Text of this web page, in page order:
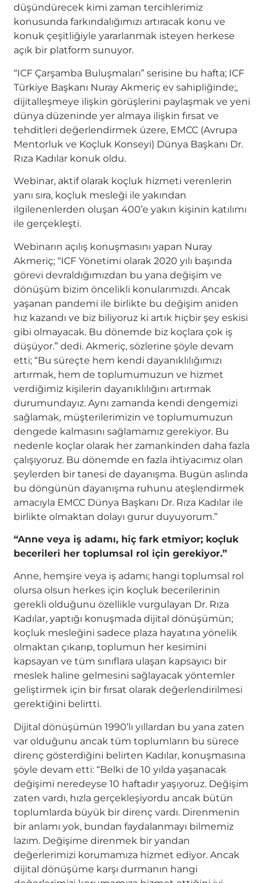
düşündürecek kimi zaman tercihlerimiz
konusunda farkındalığımızı artıracak konu ve
konuk çeşitliğiyle yararlanmak isteyen herkese
açık bir platform sunuyor.
“ICF Çarşamba Buluşmaları” serisine bu hafta; ICF
Türkiye Başkanı Nuray Akmeriç ev sahipliğinde;,
dijitalleşmeye ilişkin görüşlerini paylaşmak ve yeni
dünya düzeninde yer almaya ilişkin fırsat ve
tehditleri değerlendirmek üzere, EMCC (Avrupa
Mentorluk ve Koçluk Konseyi) Dünya Başkanı Dr.
Rıza Kadılar konuk oldu.
Webinar, aktif olarak koçluk hizmeti verenlerin
yanı sıra, koçluk mesleği ile yakından
ilgilenenlerden oluşan 400’e yakın kişinin katılımı
ile gerçekleşti.
Webinarın açılış konuşmasını yapan Nuray
Akmeriç; “ICF Yönetimi olarak 2020 yılı başında
görevi devraldığımızdan bu yana değişim ve
dönüşüm bizim öncelikli konularımızdı. Ancak
yaşanan pandemi ile birlikte bu değişim aniden
hız kazandı ve biz biliyoruz ki artık hiçbir şey eskisi
gibi olmayacak. Bu dönemde biz koçlara çok iş
düşüyor.” dedi. Akmeriç, sözlerine şöyle devam
etti; “Bu süreçte hem kendi dayanıklılığımızı
artırmak, hem de toplumumuzun ve hizmet
verdiğimiz kişilerin dayanıklılığını artırmak
durumundayız. Aynı zamanda kendi dengemizi
sağlamak, müşterilerimizin ve toplumumuzun
dengede kalmasını sağlamamız gerekiyor. Bu
nedenle koçlar olarak her zamankinden daha fazla
çalışıyoruz. Bu dönemde en fazla ihtiyacımız olan
şeylerden bir tanesi de dayanışma. Bugün aslında
bu döngünün dayanışma ruhunu ateşlendirmek
amacıyla EMCC Dünya Başkanı Dr. Rıza Kadılar ile
birlikte olmaktan dolayı gurur duyuyorum.”
“Anne veya iş adamı, hiç fark etmiyor; koçluk
becerileri her toplumsal rol için gerekiyor.”
Anne, hemşire veya iş adamı; hangi toplumsal rol
olursa olsun herkes için koçluk becerilerinin
gerekli olduğunu özellikle vurgulayan Dr. Rıza
Kadılar, yaptığı konuşmada dijital dönüşümün;
koçluk mesleğini sadece plaza hayatına yönelik
olmaktan çıkarıp, toplumun her kesimini
kapsayan ve tüm sınıflara ulaşan kapsayıcı bir
meslek haline gelmesini sağlayacak yöntemler
geliştirmek için bir fırsat olarak değerlendirilmesi
gerektiğini belirtti.
Dijital dönüşümün 1990’lı yıllardan bu yana zaten
var olduğunu ancak tüm toplumların bu sürece
direnç gösterdiğini belirten Kadılar, konuşmasına
şöyle devam etti: “Belki de 10 yılda yaşanacak
değişimi neredeyse 10 haftadır yaşıyoruz. Değişim
zaten vardı, hızla gerçekleşiyordu ancak bütün
toplumlarda büyük bir direnç vardı. Direnmenin
bir anlamı yok, bundan faydalanmayı bilmemiz
lazım. Değişime direnmek bir yandan
değerlerimizi korumamıza hizmet ediyor. Ancak
dijital dönüşüme karşı durmanın hangi